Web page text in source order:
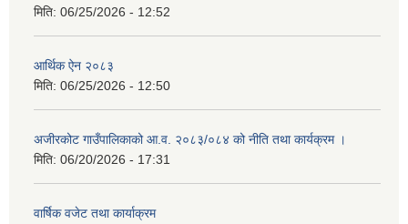
मिति: 06/25/2026 - 12:52
आर्थिक ऐन २०८३
मिति: 06/25/2026 - 12:50
अजीरकोट गाउँपालिकाको आ.व. २०८३/०८४ को नीति तथा कार्यक्रम ।
मिति: 06/20/2026 - 17:31
वार्षिक वजेट तथा कार्याक्रम